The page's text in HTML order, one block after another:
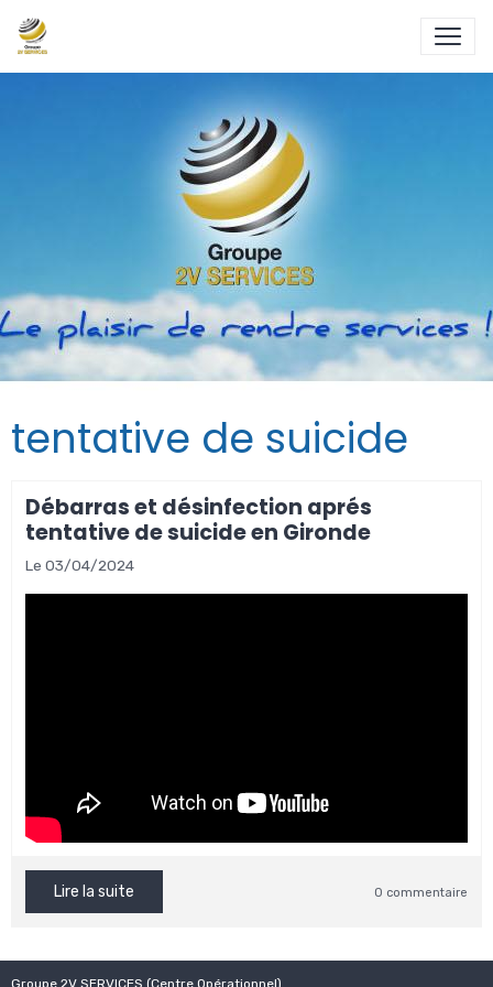
tentative de suicide
Débarras et désinfection aprés
tentative de suicide en Gironde
Le 03/04/2024
Lire la suite 0 commentaire
Groupe 2V SERVICES (Centre Opérationnel)